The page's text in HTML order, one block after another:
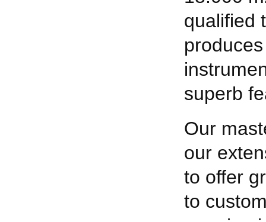
qualified
superb
Our
our
to offer
to